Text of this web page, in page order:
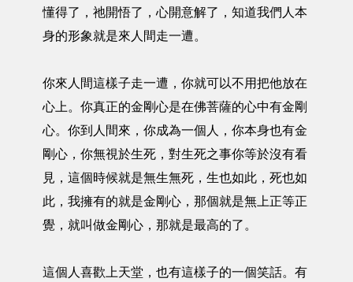
懂得了，祂開悟了，心開意解了，知道我們人本
身的形象就是來人間走一遭。
你來人間這樣子走一遭，你就可以不用把他放在
心上。你真正的金剛心是在佛菩薩的心中有金剛
心。你到人間來，你成為一個人，你本身也有金
剛心，你無視於生死，對生死之事你等於沒有看
見，這個時候就是無生無死，生也如此，死也如
此，我擁有的就是金剛心，那個就是無上正等正
覺，就叫做金剛心，那就是最高的了。
這個人喜歡上天堂，也有這樣子的一個笑話。有